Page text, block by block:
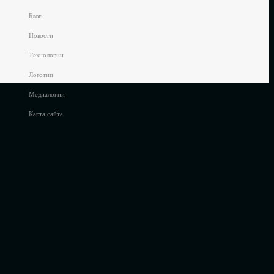
Блог
Новости
Технологии
Логотип
Медиалогии
Карта сайта